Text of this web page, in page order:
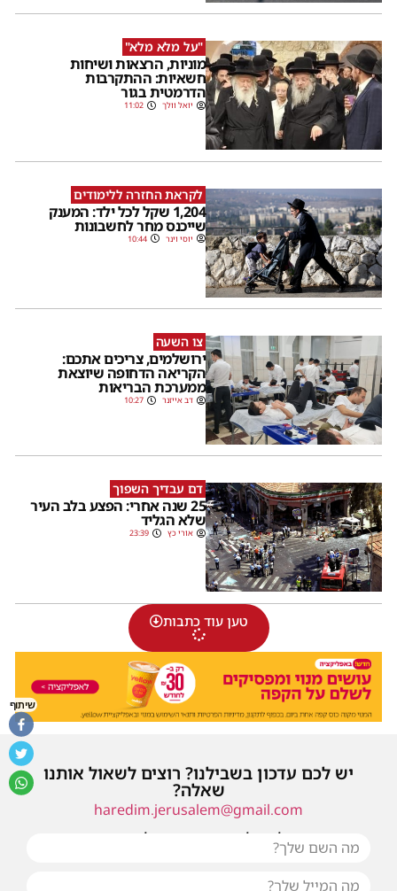
"על מלא מלא"
מוניות, הרצאות ושיחות
חשאיות: ההתקרבות
הדרמטית בגור
יואל וולך 11:02
לקראת החזרה ללימודים
1,204 שקל לכל ילד: המענק
שייכנס מחר לחשבונות
יוסי וינר 10:44
צו השעה
ירושלמים, צריכים אתכם:
הקריאה הדחופה שיוצאת
ממערכת הבריאות
דב אייזנר 10:27
דם עבדיך השפוך
25 שנה אחרי: הפצע בלב העיר
שלא הגליד
אורי כץ 23:39
טען עוד כתבות
יש לכם עדכון בשבילנו? רוצים לשאול אותנו
שאלה?
haredim.jerusalem@gmail.com
או שילחו אלינו פנייה ונחזור אליכם בהקדם
שיתוף